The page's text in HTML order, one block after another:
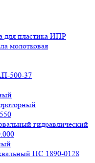
для пластика ИПР
молотковая
500-37
гидравлический
ПС 1890-0128